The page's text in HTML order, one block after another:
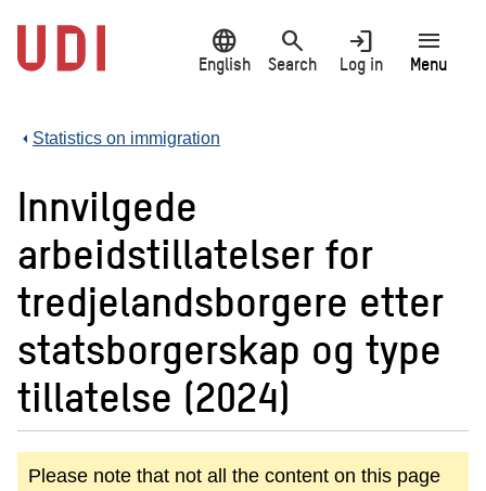
main
content
language
English
search
Search
login
Log in
menu
Menu
Statistics on immigration
Innvilgede
arbeidstillatelser for
tredjelandsborgere etter
statsborgerskap og type
tillatelse (2024)
Please note that not all the content on this page